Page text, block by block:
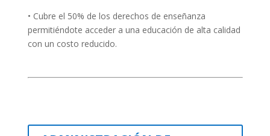
• Cubre el 50% de los derechos de enseñanza
permitiéndote acceder a una educación de alta calidad
con un costo reducido.